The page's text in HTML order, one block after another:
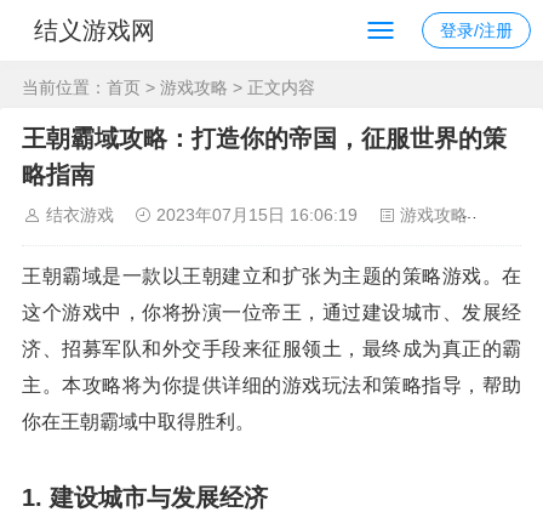
结义游戏网 登录/注册
当前位置： 首页 > 游戏攻略 > 正文内容
王朝霸域攻略：打造你的帝国，征服世界的策
略指南
结衣游戏 2023年07月15日 16:06:19 游戏攻略
王朝霸域是一款以王朝建立和扩张为主题的策略游戏。在
这个游戏中，你将扮演一位帝王，通过建设城市、发展经
济、招募军队和外交手段来征服领土，最终成为真正的霸
主。本攻略将为你提供详细的游戏玩法和策略指导，帮助
你在王朝霸域中取得胜利。
1. 建设城市与发展经济